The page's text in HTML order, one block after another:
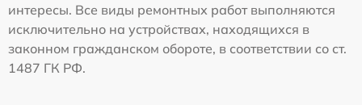
интересы. Все виды ремонтных работ выполняются
исключительно на устройствах, находящихся в
законном гражданском обороте, в соответствии со ст.
1487 ГК РФ.